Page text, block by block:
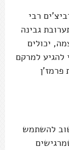
רבי
גבינה
יכולים
להגיע למרקם
פרמז'ן
להשתמש